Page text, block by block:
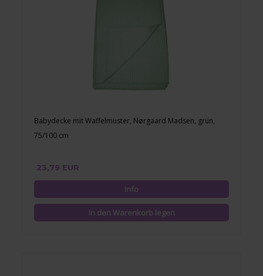
Babydecke mit Waffelmuster, Nørgaard Madsen, grün,
75/100 cm
23,79 EUR